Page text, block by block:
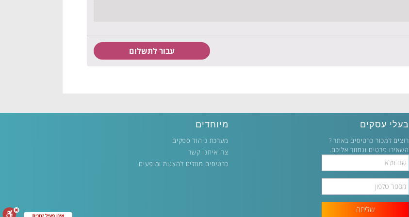
בעלי עסקים
רוצים למכור כרטיסים באתר ?
השאירו פרטים ונחזור אליכם.
Full
Name
Phone
Number
מיוחדים
מערכת ניהול ספקים
צרו איתנו קשר
כרטיסים מוזלים להצגות ומופעים
אינו פעיל זמנית